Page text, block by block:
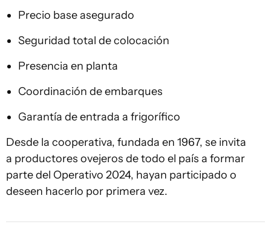
Precio base asegurado
Seguridad total de colocación
Presencia en planta
Coordinación de embarques
Garantía de entrada a frigorífico
Desde la cooperativa, fundada en 1967, se invita
a productores ovejeros de todo el país a formar
parte del Operativo 2024, hayan participado o
deseen hacerlo por primera vez.